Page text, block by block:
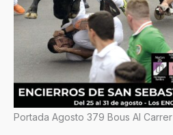
Portada Agosto 379 Bous Al Carrer